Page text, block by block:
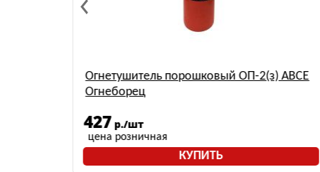
Огнетушитель порошковый ОП-2(з) АВСЕ
Огнеборец
427 р./шт
цена розничная
КУПИТЬ